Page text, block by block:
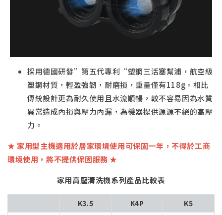
採用德國研發”第五代專利“塑鋼三活塞幫浦，航空級
塑鋼材質，輕盈強韌，耐磨損，重量僅有118g。相比
傳統設計更為耐久使用且水流順暢，較不容易因為水質
異常造成內損與壓力內漏，為機器提供源源不絕的高壓
力。
★ 家用型主機適用於居家環境使用可保固一年，不得於工商
環境使用，將不提供保固服務 ★
家用高壓清洗機系列產品比較表
K3.5 K4P
K5